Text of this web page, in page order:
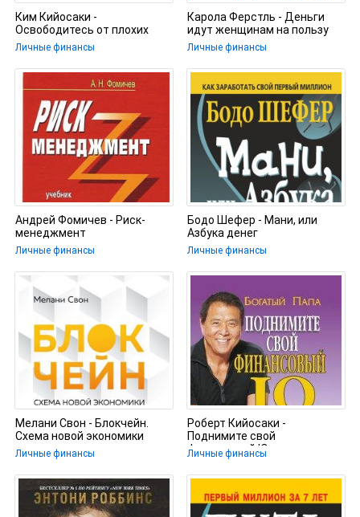
Ким Кийосаки -
Освободитесь от плохих
долгов
Личные финансы
Карола Ферстль - Деньги
идут женщинам на пользу
Личные финансы
Андрей Фомичев - Риск-
менеджмент
Личные финансы
Бодо Шефер - Мани, или
Азбука денег
Личные финансы
Мелани Свон - Блокчейн.
Схема новой экономики
Личные финансы
Роберт Кийосаки -
Поднимите свой
финансовый IQ
Личные финансы